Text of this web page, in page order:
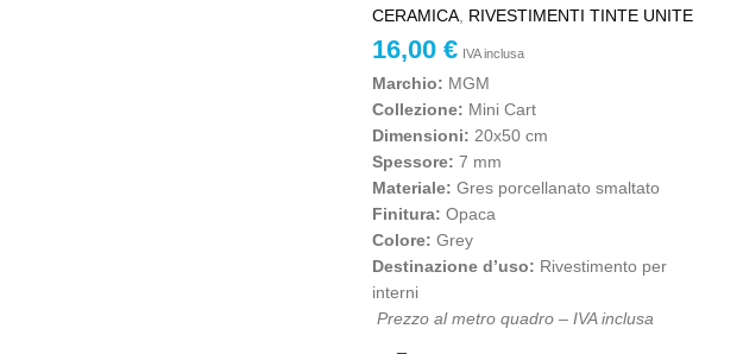
CERAMICA, RIVESTIMENTI TINTE UNITE
16,00 € IVA inclusa
Marchio: MGM
Collezione: Mini Cart
Dimensioni: 20x50 cm
Spessore: 7 mm
Materiale: Gres porcellanato smaltato
Finitura: Opaca
Colore: Grey
Destinazione d’uso: Rivestimento per
interni
Prezzo al metro quadro – IVA inclusa